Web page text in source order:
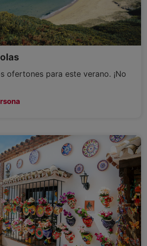
ofertones para este verano. ¡No